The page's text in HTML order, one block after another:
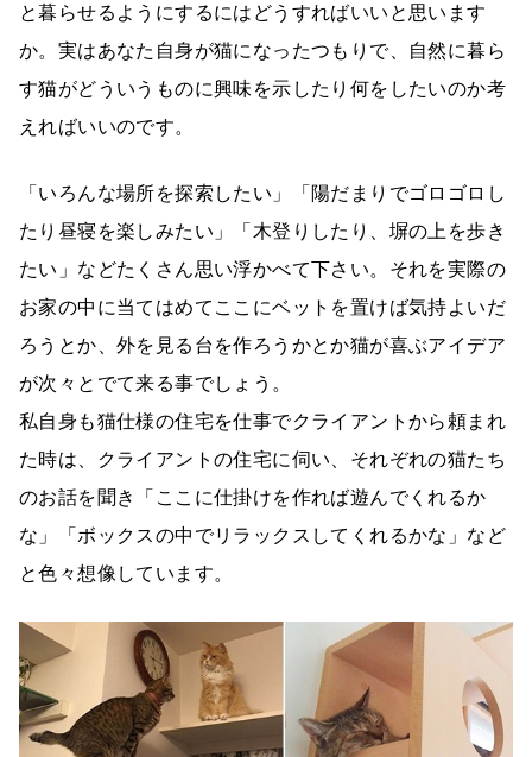
と暮らせるようにするにはどうすればいいと思います
か。実はあなた自身が猫になったつもりで、自然に暮ら
す猫がどういうものに興味を示したり何をしたいのか考
えればいいのです。
「いろんな場所を探索したい」「陽だまりでゴロゴロし
たり昼寝を楽しみたい」「木登りしたり、塀の上を歩き
たい」などたくさん思い浮かべて下さい。それを実際の
お家の中に当てはめてここにベットを置けば気持よいだ
ろうとか、外を見る台を作ろうかとか猫が喜ぶアイデア
が次々とでて来る事でしょう。
私自身も猫仕様の住宅を仕事でクライアントから頼まれ
た時は、クライアントの住宅に伺い、それぞれの猫たち
のお話を聞き「ここに仕掛けを作れば遊んでくれるか
な」「ボックスの中でリラックスしてくれるかな」など
と色々想像しています。